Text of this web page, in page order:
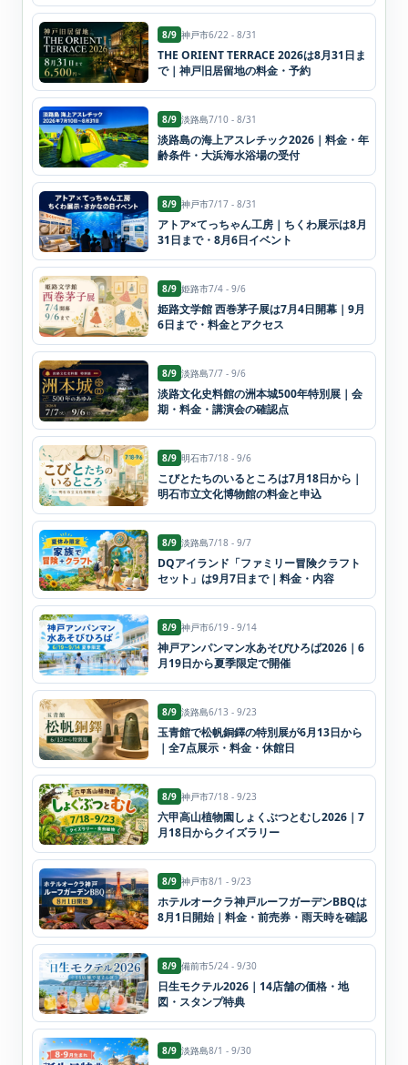
8/9 神戸市6/22 - 8/31
THE ORIENT TERRACE 2026は8月31日ま
で｜神戸旧居留地の料金・予約
8/9 淡路島7/10 - 8/31
淡路島の海上アスレチック2026｜料金・年
齢条件・大浜海水浴場の受付
8/9 神戸市7/17 - 8/31
アトア×てっちゃん工房｜ちくわ展示は8月
31日まで・8月6日イベント
8/9 姫路市7/4 - 9/6
姫路文学館 西巻茅子展は7月4日開幕｜9月
6日まで・料金とアクセス
8/9 淡路島7/7 - 9/6
淡路文化史料館の洲本城500年特別展｜会
期・料金・講演会の確認点
8/9 明石市7/18 - 9/6
こびとたちのいるところは7月18日から｜
明石市立文化博物館の料金と申込
8/9 淡路島7/18 - 9/7
DQアイランド「ファミリー冒険クラフト
セット」は9月7日まで｜料金・内容
8/9 神戸市6/19 - 9/14
神戸アンパンマン水あそびひろば2026｜6
月19日から夏季限定で開催
8/9 淡路島6/13 - 9/23
玉青館で松帆銅鐸の特別展が6月13日から
｜全7点展示・料金・休館日
8/9 神戸市7/18 - 9/23
六甲高山植物園しょくぶつとむし2026｜7
月18日からクイズラリー
8/9 神戸市8/1 - 9/23
ホテルオークラ神戸ルーフガーデンBBQは
8月1日開始｜料金・前売券・雨天時を確認
8/9 備前市5/24 - 9/30
日生モクテル2026｜14店舗の価格・地
図・スタンプ特典
8/9 淡路島8/1 - 9/30